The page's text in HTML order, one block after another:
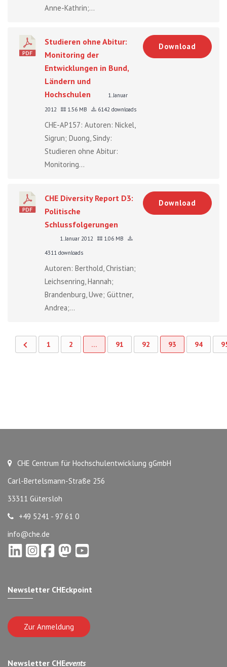
Anne-Kathrin;...
Studieren ohne Abitur:
Monitoring der
Entwicklungen in Bund,
Ländern und
Hochschulen
1. Januar
2012
1.56 MB 6142 downloads
CHE-AP157: Autoren: Nickel,
Sigrun; Duong, Sindy:
Studieren ohne Abitur:
Monitoring...
Download
CHE Diversity Report D3:
Politische
Schlussfolgerungen
1. Januar 2012
1.06 MB
4311 downloads
Autoren: Berthold, Christian;
Leichsenring, Hannah;
Brandenburg, Uwe; Güttner,
Andrea;...
Download
1 2 … 91 92 93 94
CHE Centrum für Hochschulentwicklung gGmbH
Carl-Bertelsmann-Straße 256
33311 Gütersloh
+49 5241 - 97 61 0
info@che.de
Newsletter CHEckpoint
Zur Anmeldung
Newsletter CHEevents